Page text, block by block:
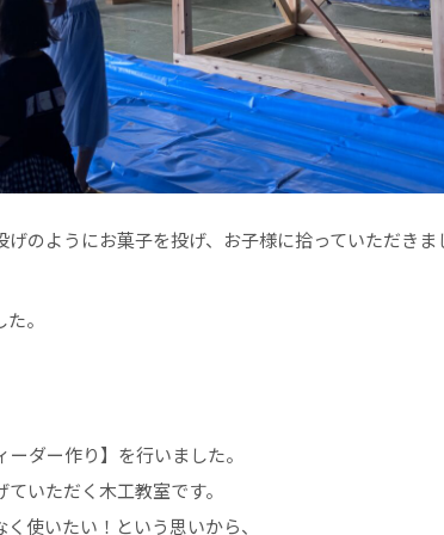
のようにお菓子を投げ、お子様に拾っていただきま
。
ダー作り】を行いました。
いただく木工教室です。
使いたい！という思いから、